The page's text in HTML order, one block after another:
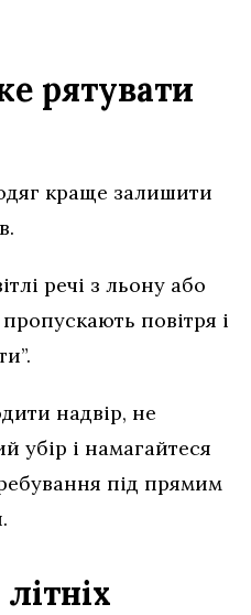
рятувати
краще залишити
речі з льону або
повітря і
надвір, не
убір і намагайтеся
під прямим